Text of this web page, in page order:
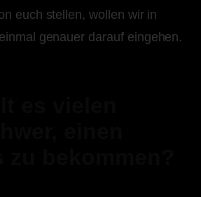
euch stellen, wollen wir in
genauer darauf eingehen.